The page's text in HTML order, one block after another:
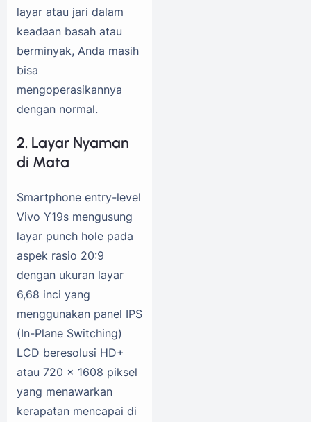
layar atau jari dalam
keadaan basah atau
berminyak, Anda masih
bisa
mengoperasikannya
dengan normal.
2. Layar Nyaman
di Mata
Smartphone entry-level
Vivo Y19s mengusung
layar punch hole pada
aspek rasio 20:9
dengan ukuran layar
6,68 inci yang
menggunakan panel IPS
(In-Plane Switching)
LCD beresolusi HD+
atau 720 x 1608 piksel
yang menawarkan
kerapatan mencapai di